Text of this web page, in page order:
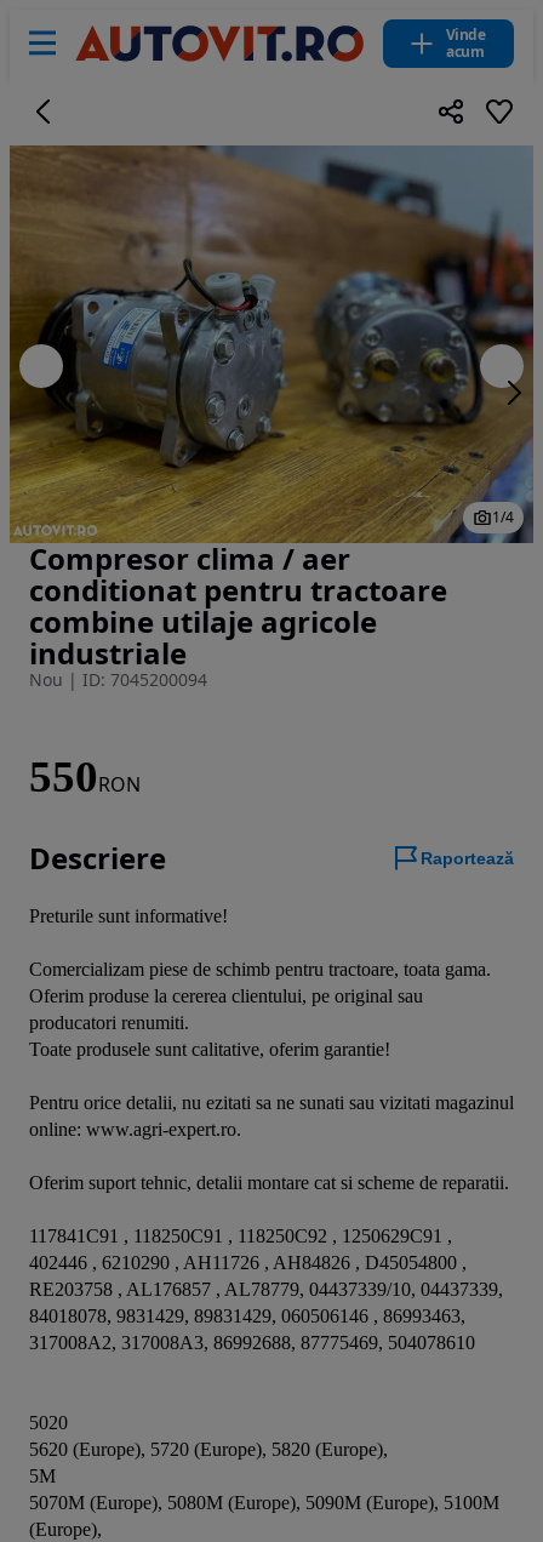
Vinde
acum
Imaginea 1 din 4
1/4
Compresor clima / aer
conditionat pentru tractoare
combine utilaje agricole
industriale
Nou | ID: 7045200094
550RON
Descriere Raportează
Preturile sunt informative!
Comercializam piese de schimb pentru tractoare, toata gama.
Oferim produse la cererea clientului, pe original sau
producatori renumiti.
Toate produsele sunt calitative, oferim garantie!
Pentru orice detalii, nu ezitati sa ne sunati sau vizitati magazinul
online: www.agri-expert.ro.
Oferim suport tehnic, detalii montare cat si scheme de reparatii.
117841C91 , 118250C91 , 118250C92 , 1250629C91 ,
402446 , 6210290 , AH11726 , AH84826 , D45054800 ,
RE203758 , AL176857 , AL78779, 04437339/10, 04437339,
84018078, 9831429, 89831429, 060506146 , 86993463,
317008A2, 317008A3, 86992688, 87775469, 504078610
5020
5620 (Europe), 5720 (Europe), 5820 (Europe),
5M
5070M (Europe), 5080M (Europe), 5090M (Europe), 5100M
(Europe),